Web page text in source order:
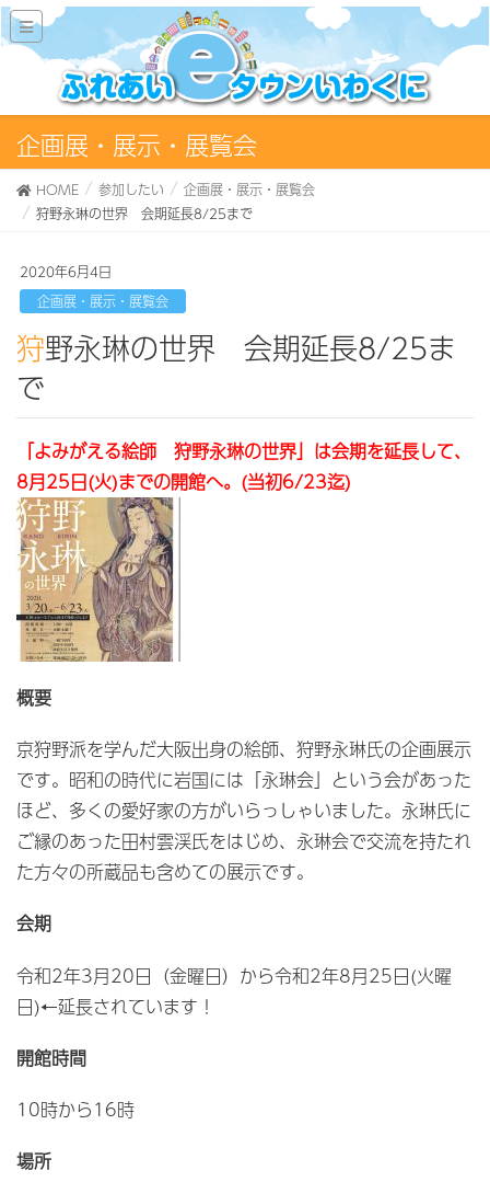
企画展・展示・展覧会
HOME 参加したい
企画展・展示・展覧会
狩野永琳の世界 会期延長8/25まで
2020年6月4日
企画展・展示・展覧会
狩野永琳の世界 会期延長8/25ま
で
「よみがえる絵師 狩野永琳の世界」は会期を延長して、
8月25日(火)までの開館へ。(当初6/23迄)
概要
京狩野派を学んだ大阪出身の絵師、狩野永琳氏の企画展示
です。昭和の時代に岩国には「永琳会」という会があった
ほど、多くの愛好家の方がいらっしゃいました。永琳氏に
ご縁のあった田村雲渓氏をはじめ、永琳会で交流を持たれ
た方々の所蔵品も含めての展示です。
会期
令和2年3月20日（金曜日）から令和2年8月25日(火曜
日)←延長されています！
開館時間
10時から16時
場所